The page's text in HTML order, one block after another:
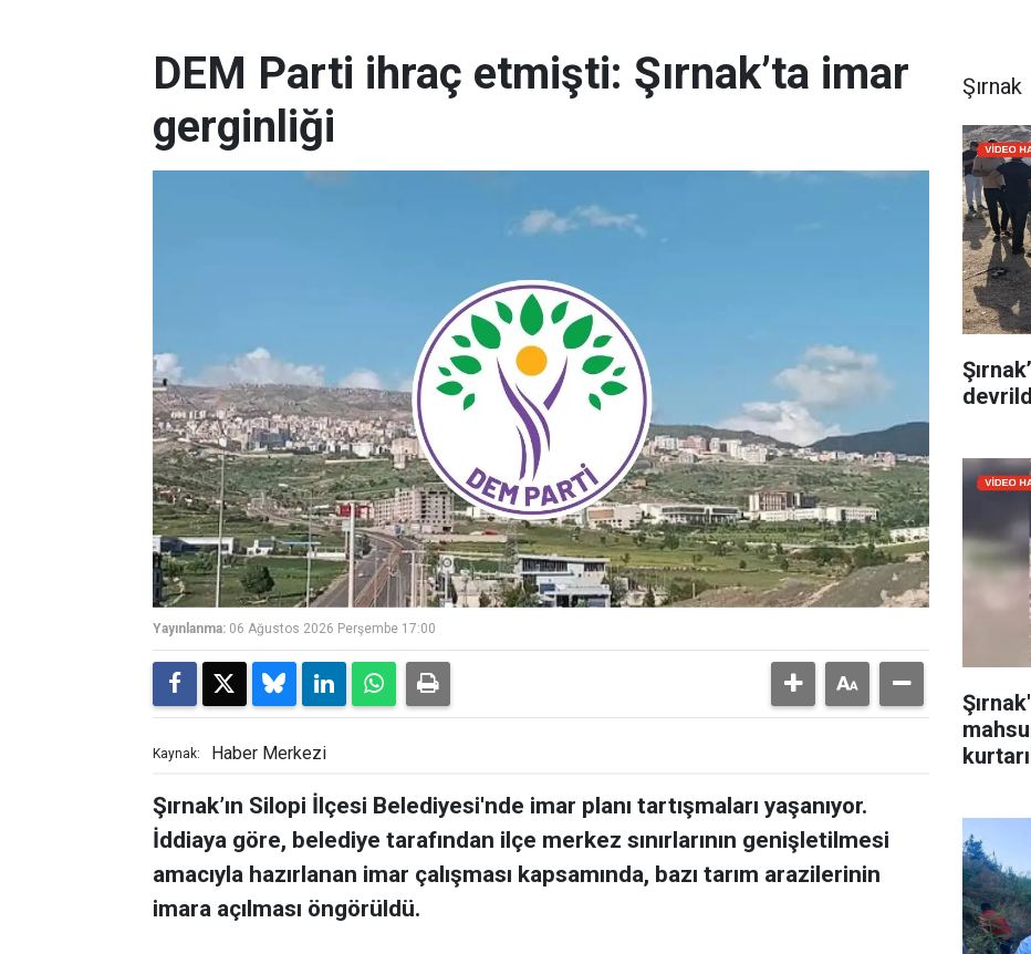
DEM Parti ihraç etmişti: Şırnak’ta imar
gerginliği
Yayınlanma: 06 Ağustos 2026 Perşembe 17:00
Kaynak: Haber Merkezi
Şırnak’ın Silopi İlçesi Belediyesi'nde imar planı tartışmaları yaşanıyor.
İddiaya göre, belediye tarafından ilçe merkez sınırlarının genişletilmesi
amacıyla hazırlanan imar çalışması kapsamında, bazı tarım arazilerinin
imara açılması öngörüldü.
Şırnak